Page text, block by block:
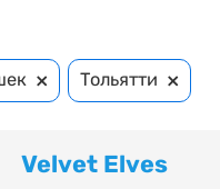
× Тольятти ×
Velvet Elves